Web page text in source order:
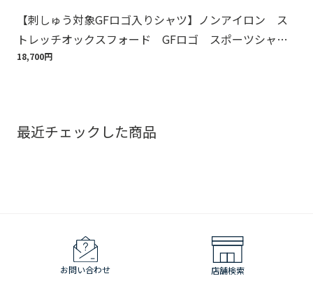
【刺しゅう対象GFロゴ入りシャツ】ノンアイロン ス
トレッチオックスフォード GFロゴ スポーツシャ
ツ Regular Fit
18,700円
最近チェックした商品
お問い合わせ 店舗検索